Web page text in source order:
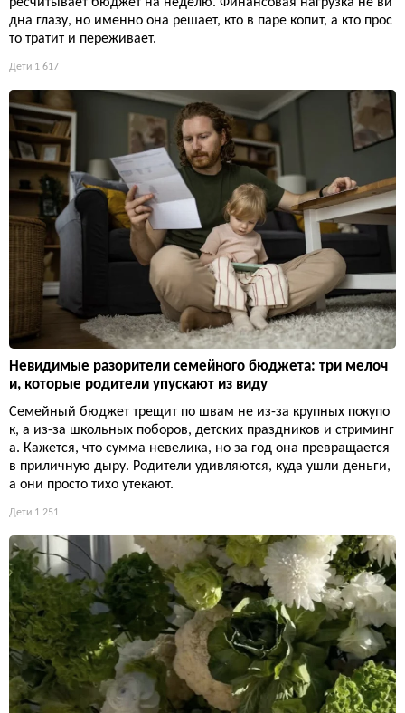
ресчитывает бюджет на неделю. Финансовая нагрузка не ви
дна глазу, но именно она решает, кто в паре копит, а кто прос
то тратит и переживает.
Дети 1 617
Невидимые разорители семейного бюджета: три мелоч
и, которые родители упускают из виду
Семейный бюджет трещит по швам не из-за крупных покупо
к, а из-за школьных поборов, детских праздников и стриминг
а. Кажется, что сумма невелика, но за год она превращается
в приличную дыру. Родители удивляются, куда ушли деньги,
а они просто тихо утекают.
Дети 1 251